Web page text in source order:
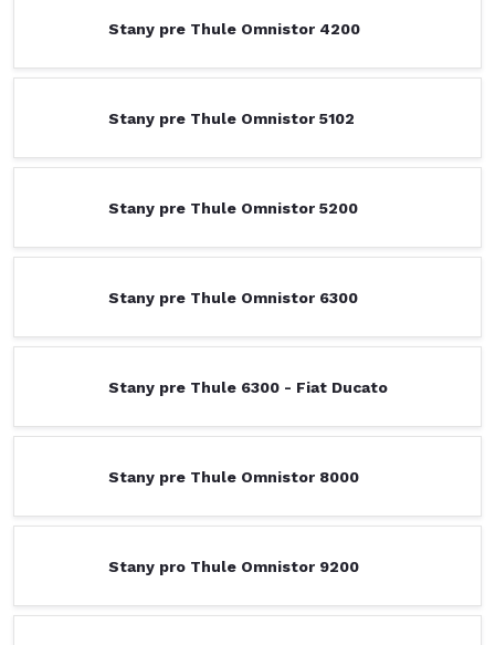
Stany pre Thule Omnistor 4200
Stany pre Thule Omnistor 5102
Stany pre Thule Omnistor 5200
Stany pre Thule Omnistor 6300
Stany pre Thule 6300 - Fiat Ducato
Stany pre Thule Omnistor 8000
Stany pro Thule Omnistor 9200